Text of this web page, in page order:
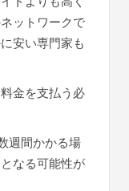
ットワークで
安い専門家も
金を支払う必
週間かかる場
なる可能性が